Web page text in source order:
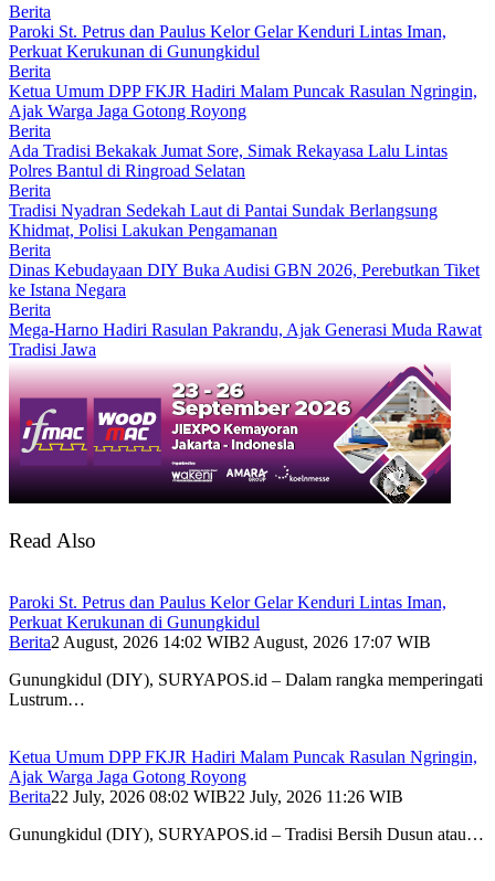
Berita
Paroki St. Petrus dan Paulus Kelor Gelar Kenduri Lintas Iman,
Perkuat Kerukunan di Gunungkidul
Berita
Ketua Umum DPP FKJR Hadiri Malam Puncak Rasulan Ngringin,
Ajak Warga Jaga Gotong Royong
Berita
Ada Tradisi Bekakak Jumat Sore, Simak Rekayasa Lalu Lintas
Polres Bantul di Ringroad Selatan
Berita
Tradisi Nyadran Sedekah Laut di Pantai Sundak Berlangsung
Khidmat, Polisi Lakukan Pengamanan
Berita
Dinas Kebudayaan DIY Buka Audisi GBN 2026, Perebutkan Tiket
ke Istana Negara
Berita
Mega-Harno Hadiri Rasulan Pakrandu, Ajak Generasi Muda Rawat
Tradisi Jawa
Read Also
Paroki St. Petrus dan Paulus Kelor Gelar Kenduri Lintas Iman,
Perkuat Kerukunan di Gunungkidul
Berita2 August, 2026 14:02 WIB2 August, 2026 17:07 WIB
Gunungkidul (DIY), SURYAPOS.id – Dalam rangka memperingati
Lustrum…
Ketua Umum DPP FKJR Hadiri Malam Puncak Rasulan Ngringin,
Ajak Warga Jaga Gotong Royong
Berita22 July, 2026 08:02 WIB22 July, 2026 11:26 WIB
Gunungkidul (DIY), SURYAPOS.id – Tradisi Bersih Dusun atau…